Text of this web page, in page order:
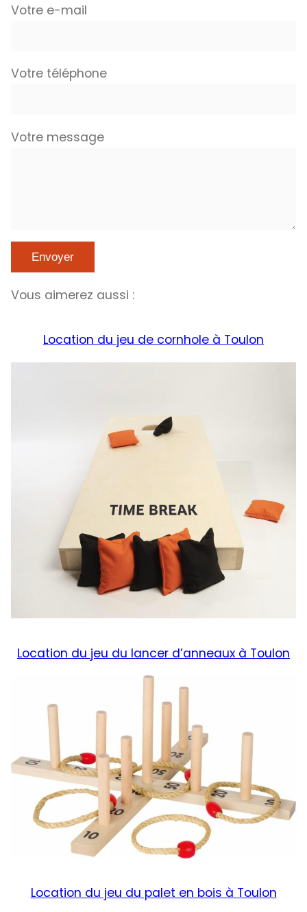
Votre e-mail
Votre téléphone
Votre message
Vous aimerez aussi :
Location du jeu de cornhole à Toulon
Location du jeu du lancer d’anneaux à Toulon
Location du jeu du palet en bois à Toulon